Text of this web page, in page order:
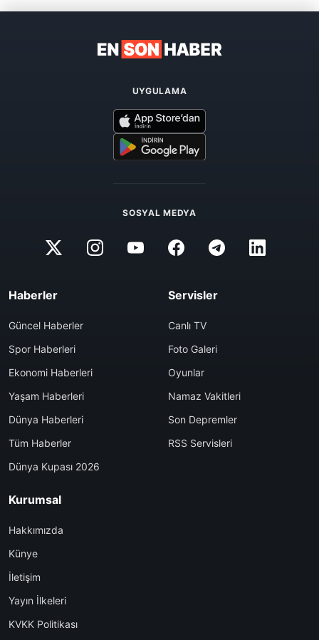
UYGULAMA
SOSYAL MEDYA
Haberler
Güncel Haberler
Spor Haberleri
Ekonomi Haberleri
Yaşam Haberleri
Dünya Haberleri
Tüm Haberler
Dünya Kupası 2026
Servisler
Canlı TV
Foto Galeri
Oyunlar
Namaz Vakitleri
Son Depremler
RSS Servisleri
Kurumsal
Hakkımızda
Künye
İletişim
Yayın İlkeleri
KVKK Politikası